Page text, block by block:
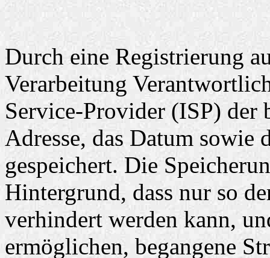
Durch eine Registrierung
Verarbeitung
Service-Provider (ISP) der
Adresse, das Datum
gespeichert. Die
Hintergrund, dass nur so
verhindert werden kann,
ermöglichen, begangene